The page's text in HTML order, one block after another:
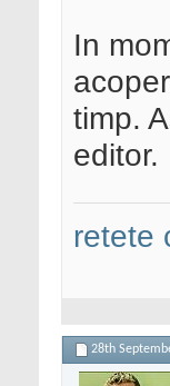
In
timp.
editor.
retete
28th